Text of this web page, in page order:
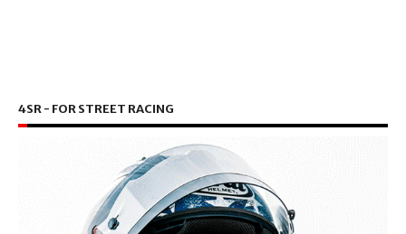
4SR - FOR STREET RACING